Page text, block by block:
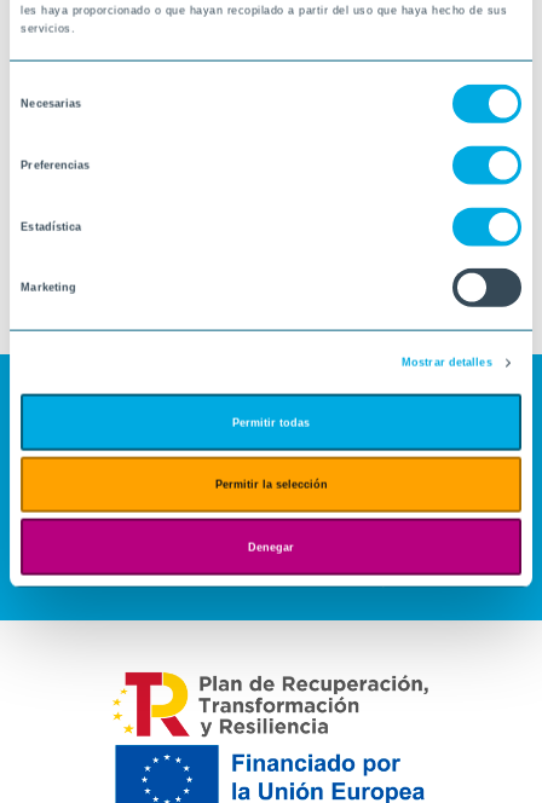
les haya proporcionado o que hayan recopilado a partir del uso que haya hecho de sus
servicios.
Necesarias
Preferencias
Estadística
Marketing
Mostrar detalles
Permitir todas
Permitir la selección
Denegar